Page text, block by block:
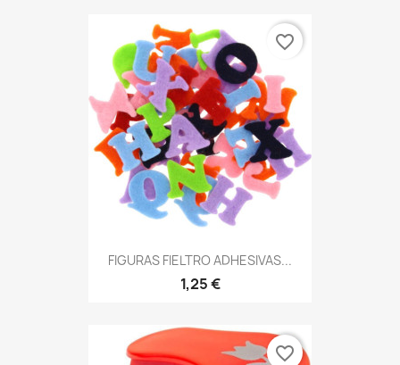
FIGURAS FIELTRO ADHESIVAS...
1,25 €
favorite_border
favorite_border